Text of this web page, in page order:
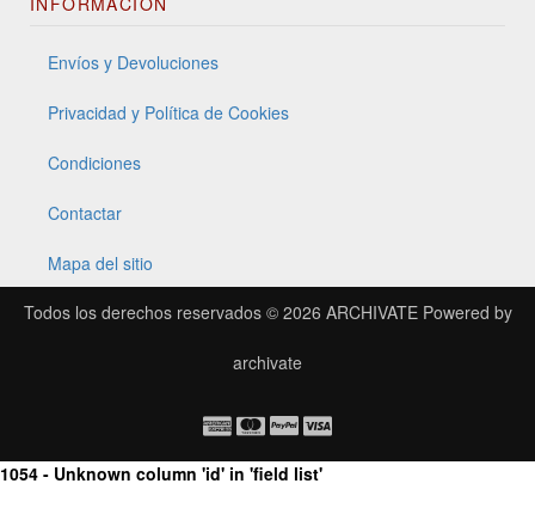
Envíos y Devoluciones
Privacidad y Política de Cookies
Condiciones
Contactar
Mapa del sitio
Todos los derechos reservados © 2026 ARCHIVATEPowered by
archivate
1054 - Unknown column 'id' in 'field list'